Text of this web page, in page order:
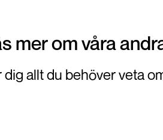
mer om våra
dig allt du behöver veta